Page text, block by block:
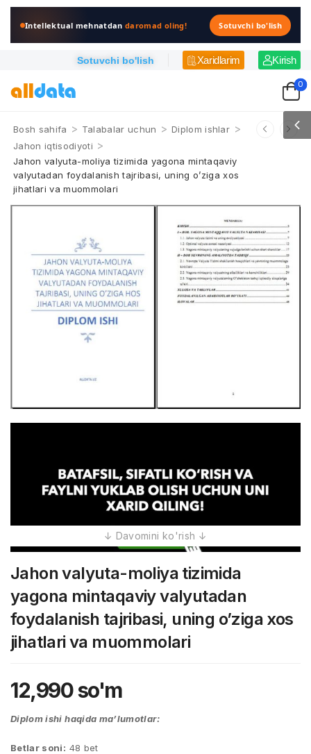
Intellektual mehnatdandaromad oling! Sotuvchi bo'lish
Sotuvchi bo'lish Xaridlarim Kirish
0
Bosh sahifa > Talabalar uchun > Diplom ishlar >
Jahon iqtisodiyoti >
Jahon valyuta-moliya tizimida yagona mintaqaviy
valyutadan foydalanish tajribasi, uning o’ziga xos
jihatlari va muommolari
Jahon valyuta-moliya tizimida
yagona mintaqaviy valyutadan
foydalanish tajribasi, uning o’ziga xos
jihatlari va muommolari
12,990so'm
Diplom ishi haqida ma’lumotlar:
Betlar soni: 48 bet